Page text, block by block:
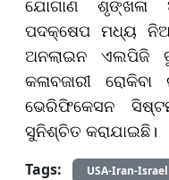
ଯୋଗାଣ ଶୃଙ୍ଖଳା
ପଦକ୍ଷେପ ମଧ୍ୟ
ଅନଲାଇନ ଏଲପିଜି
କଳାବଜାରୀ ରୋକିବା
ଭେରିଫିକେସନ
ସୁନିଶ୍ଚିତ କରାଯାଇଛି।
Tags: USA-Iran-